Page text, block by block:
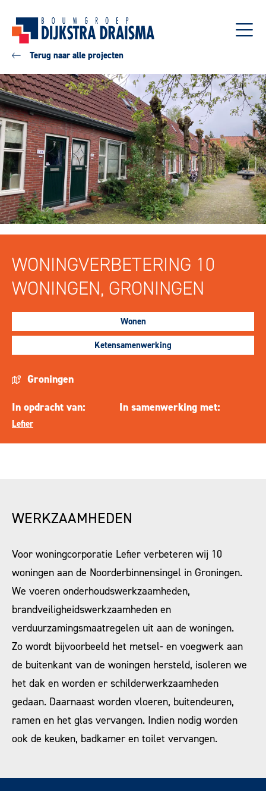
Terug naar alle projecten
WONINGVERBETERING 10
WONINGEN, GRONINGEN
Wonen
Ketensamenwerking
Groningen
In opdracht van:
Lefier
In samenwerking met:
WERKZAAMHEDEN
Voor woningcorporatie Lefier verbeteren wij 10
woningen aan de Noorderbinnensingel in Groningen.
We voeren onderhoudswerkzaamheden,
brandveiligheidswerkzaamheden en
verduurzamingsmaatregelen uit aan de woningen.
Zo wordt bijvoorbeeld het metsel- en voegwerk aan
de buitenkant van de woningen hersteld, isoleren we
het dak en worden er schilderwerkzaamheden
gedaan. Daarnaast worden vloeren, buitendeuren,
ramen en het glas vervangen. Indien nodig worden
ook de keuken, badkamer en toilet vervangen.